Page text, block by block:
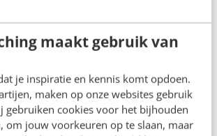
maakt gebruik van
je inspiratie en kennis komt opdoen.
maken op onze websites gebruik
gebruiken cookies voor het bijhouden
om jouw voorkeuren op te slaan, maar
for Children heeft tot doel
en voor hun rechten op te
door sport en voetbal in
Ze verlenen steun op het gebied
onderwijs, toegang tot sport,